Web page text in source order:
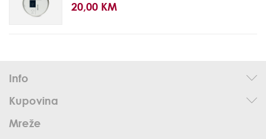
20,00 KM
Info
Kupovina
Mreže